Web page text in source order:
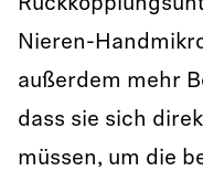
Nieren-
außerdem mehr
dass sie sich
müssen, um die